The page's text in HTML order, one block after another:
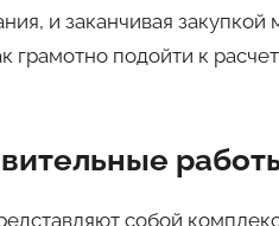
и заканчивая закупкой
грамотно подойти к
собой